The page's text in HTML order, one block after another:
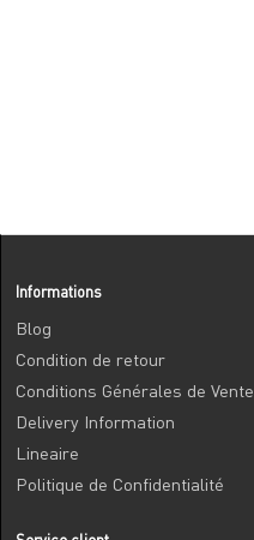
Informations
Blog
Condition de retour
Conditions Générales de Vente
Delivery Information
Lineaire
Politique de Confidentialité